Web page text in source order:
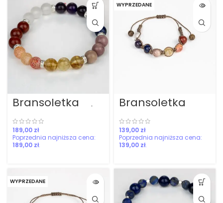
Bransoletka
czakr z dużymi
kamieniami
zł
189,00 zł
WYPRZEDANE
Bransoletka
czakr ręcznie
pleciona
zł
139,00 zł
WYPRZEDANE